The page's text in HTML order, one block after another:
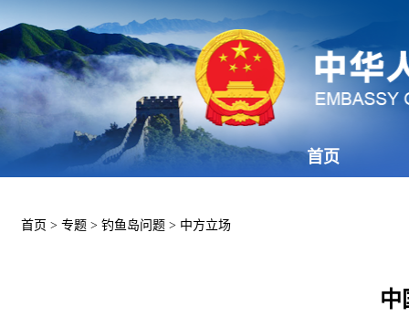
首页
首页 > 专题 > 钓鱼岛问题 > 中方立场
中